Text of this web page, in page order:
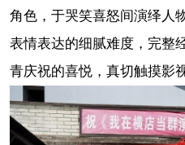
角色，于哭笑喜怒间演绎人
表情表达的细腻难度，完整
青庆祝的喜悦，真切触摸影